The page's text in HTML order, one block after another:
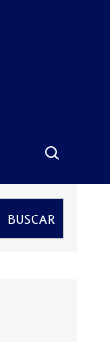
BUSCAR